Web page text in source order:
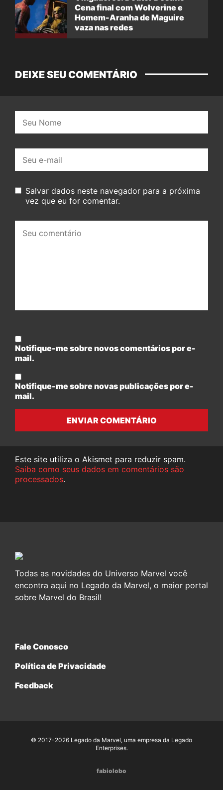
Cena final com Wolverine e
Homem-Aranha de Maguire
vaza nas redes
DEIXE SEU COMENTÁRIO
mail:
Salvar dados neste navegador para a próxima
vez que eu for comentar.
comentário:
Notifique-me sobre novos comentários por e-
mail.
Notifique-me sobre novas publicações por e-
mail.
ENVIAR COMENTÁRIO
Este site utiliza o Akismet para reduzir spam.
Saiba como seus dados em comentários são
processados.
Todas as novidades do Universo Marvel você
encontra aqui no Legado da Marvel, o maior portal
sobre Marvel do Brasil!
Fale Conosco
Política de Privacidade
Feedback
© 2017-2026 Legado da Marvel, uma empresa da Legado
Enterprises.
fabiolobo